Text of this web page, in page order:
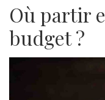
Où partir
budget ?